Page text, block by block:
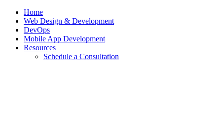
Home
Web Design & Development
DevOps
Mobile App Development
Resources
Schedule a Consultation